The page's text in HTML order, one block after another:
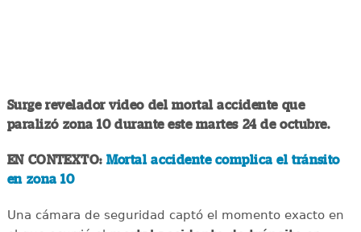
Surge revelador video del mortal accidente que
paralizó zona 10 durante este martes 24 de octubre.
EN CONTEXTO: Mortal accidente complica el tránsito
en zona 10
Una cámara de seguridad captó el momento exacto en